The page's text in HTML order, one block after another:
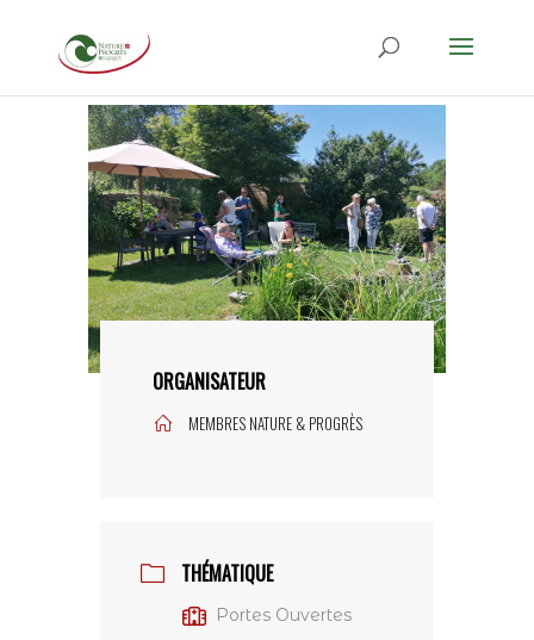
ORGANISATEUR
MEMBRES NATURE & PROGRÈS
THÉMATIQUE
Portes Ouvertes